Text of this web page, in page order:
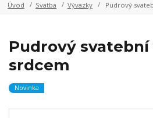
Úvod Svatba Vývazky Pudrový
Pudrový svatební
srdcem
Novinka